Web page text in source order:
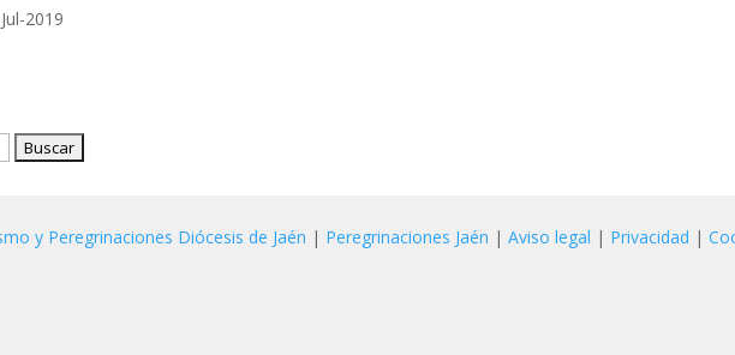
2019
y Peregrinaciones Diócesis de Jaén | Peregrinaciones Jaén |Aviso legal | Privacidad |